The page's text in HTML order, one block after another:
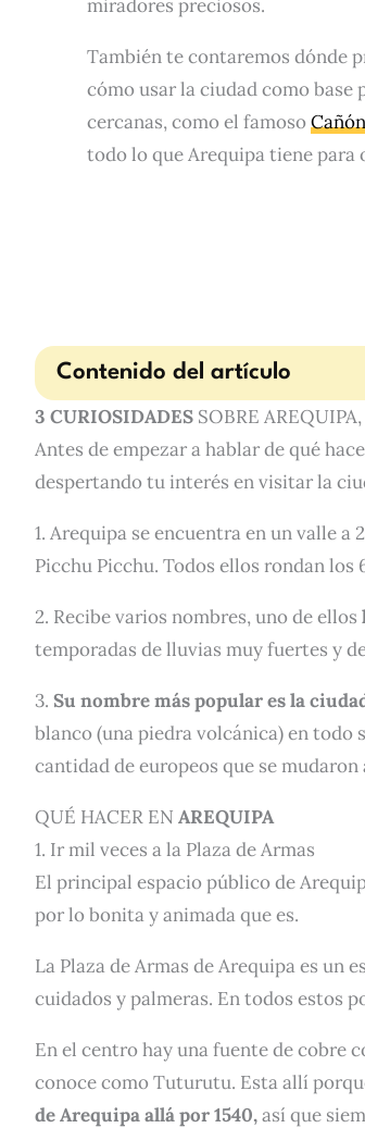
miradores preciosos.
También te contaremos dónde
cómo usar la ciudad como
cercanas, como el famoso
todo lo que Arequipa tiene para
Contenido del artículo
3 CURIOSIDADES SOBRE
Antes de empezar a hablar de qué
despertando tu interés en visitar la
1. Arequipa se encuentra en un valle
Picchu Picchu. Todos ellos rondan
2. Recibe varios nombres, uno de ellos
temporadas de lluvias muy fuertes y
3. Su nombre más popular es la
blanco (una piedra volcánica) en todo
cantidad de europeos que se
QUÉ HACER EN AREQUIPA
1. Ir mil veces a la Plaza de Armas
El principal espacio público de
por lo bonita y animada que es.
La Plaza de Armas de Arequipa es un
cuidados y palmeras. En todos estos
En el centro hay una fuente de cobre
conoce como Tuturutu. Esta allí
de Arequipa allá por 1540,así que